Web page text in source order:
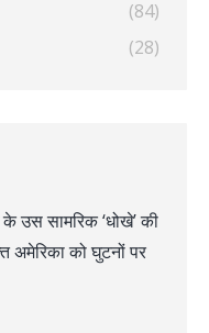
(84)
(28)
उस सामरिक ‘धोखे’ की
अमेरिका को घुटनों पर